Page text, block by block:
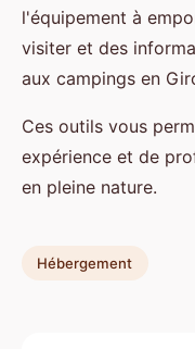
l'équipement à
visiter et des
aux campings en
Ces outils vous
expérience et de
en pleine nature.
Hébergement